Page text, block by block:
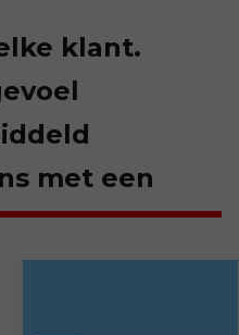
klant.
met een